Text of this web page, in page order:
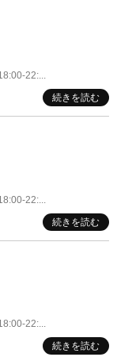
22:...
続きを読む
22:...
続きを読む
22:...
続きを読む